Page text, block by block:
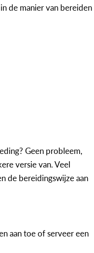
de manier van bereiden
Geen probleem,
versie van. Veel
de bereidingswijze aan
aan toe of serveer een